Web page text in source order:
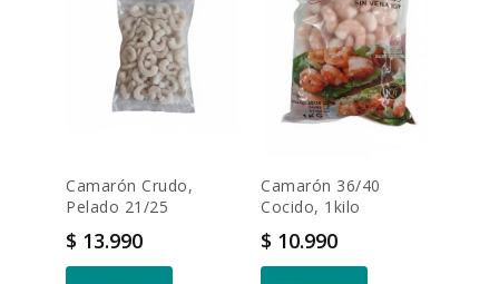
Camarón Crudo,
Pelado 21/25
Precio
$ 13.990
Camarón 36/40
Cocido, 1kilo
Precio
$ 10.990